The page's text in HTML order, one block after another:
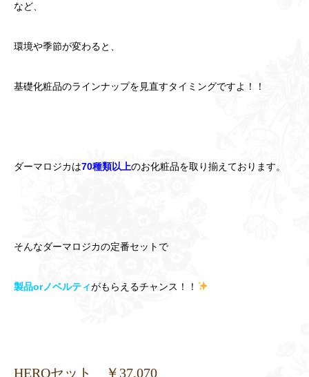
など、
環境や季節が変わると、
基礎化粧品のラインナップを見直すタイミングですよ！！
ダーマロジカは70種類以上のお化粧品を取り揃えております。
そんなダーマロジカの定番セットで
製品orノベルティがもらえるチャンス！！
HEROセット ￥37,070